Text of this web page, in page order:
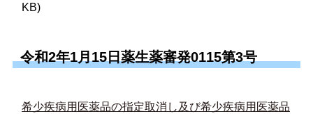
KB)
令和2年1月15日薬生薬審発0115第3号
希少疾病用医薬品の指定取消し及び希少疾病用医薬品